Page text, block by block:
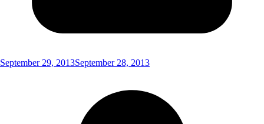
September 29, 2013September 28, 2013